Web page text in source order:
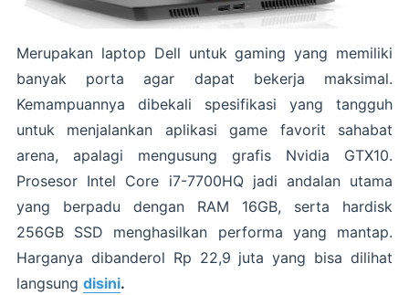
Merupakan laptop Dell untuk gaming yang memiliki
banyak porta agar dapat bekerja maksimal.
Kemampuannya dibekali spesifikasi yang tangguh
untuk menjalankan aplikasi game favorit sahabat
arena, apalagi mengusung grafis Nvidia GTX10.
Prosesor Intel Core i7-7700HQ jadi andalan utama
yang berpadu dengan RAM 16GB, serta hardisk
256GB SSD menghasilkan performa yang mantap.
Harganya dibanderol Rp 22,9 juta yang bisa dilihat
langsung disini.